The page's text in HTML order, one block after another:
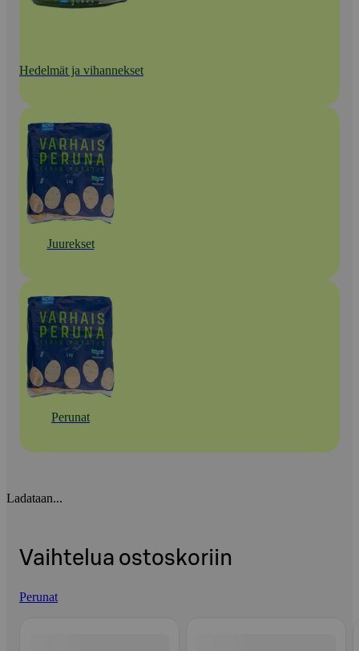
Hedelmät ja vihannekset
Juurekset
Perunat
Ladataan...
Vaihtelua ostoskoriin
Perunat